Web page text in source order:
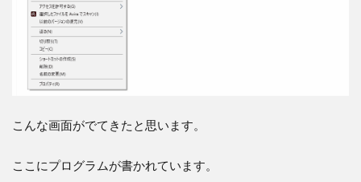
こんな画面がでてきたと思います。
ここにプログラムが書かれています。